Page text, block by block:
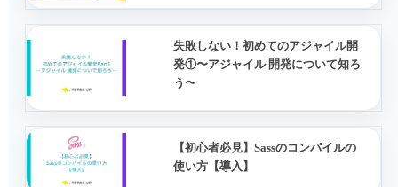
失敗しない！初めてのアジャイル開
発①〜アジャイル 開発について知ろ
う〜
【初心者必見】Sassのコンパイルの
使い方【導入】